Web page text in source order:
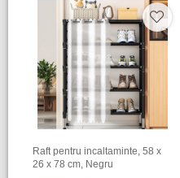
Raft pentru incaltaminte, 58 x
26 x 78 cm, Negru